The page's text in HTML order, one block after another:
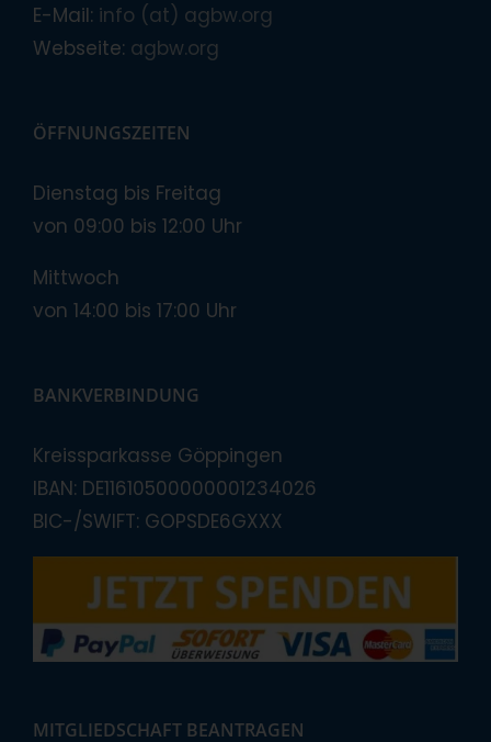
E-Mail: info (at) agbw.org
Webseite: agbw.org
ÖFFNUNGSZEITEN
Dienstag bis Freitag
von 09:00 bis 12:00 Uhr
Mittwoch
von 14:00 bis 17:00 Uhr
BANKVERBINDUNG
Kreissparkasse Göppingen
IBAN: DE11610500000001234026
BIC-/SWIFT: GOPSDE6GXXX
MITGLIEDSCHAFT BEANTRAGEN